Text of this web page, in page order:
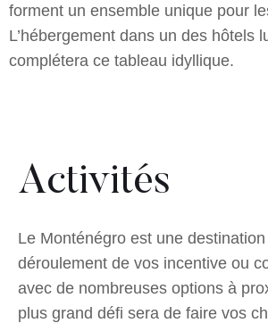
forment un ensemble unique pour
L’hébergement dans un des hôtels
complétera ce tableau idyllique.
Activités
Le Monténégro est une
déroulement de vos incentive ou
avec de nombreuses options à
plus grand défi sera de faire vos